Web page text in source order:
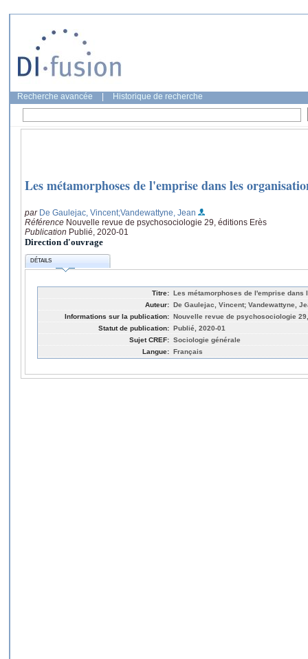
Recherche avancée Historique de recherche
Les métamorphoses de l'emprise dans les
par De Gaulejac, Vincent;Vandewattyne, Jean
Référence Nouvelle revue de psychosociologie 29, éditions Erès
Publication Publié, 2020-01
Direction d'ouvrage
DÉTAILS
Titre: Les métamorphoses de l'emprise dans
Auteur: De Gaulejac, Vincent; Vandewattyne,
Informations sur la publication: Nouvelle revue de psychosociologie
Statut de publication: Publié, 2020-01
Sujet CREF: Sociologie générale
Langue: Français